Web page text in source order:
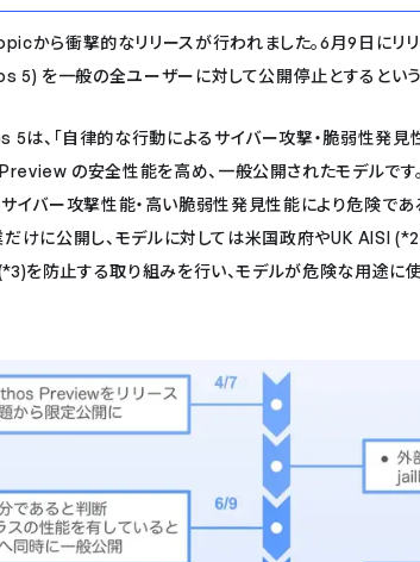
から衝撃的なリリースが行われました。6月9日にリ
5) を一般の全ユーザーに対して公開停止とするという
は、「自律的な行動によるサイバー攻撃・脆弱性発見
の安全性能を高め、一般公開されたモデルで
イバー攻撃性能・高い脆弱性発見性能により危険であ
だけに公開し、モデルに対しては米国政府やUK AISI
を防止する取り組みを行い、モデルが危険な用途に